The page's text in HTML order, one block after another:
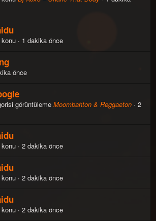
1 dakika önce
önce
görüntüleme Moombahton & Reggaeton
2
2 dakika önce
2 dakika önce
2 dakika önce